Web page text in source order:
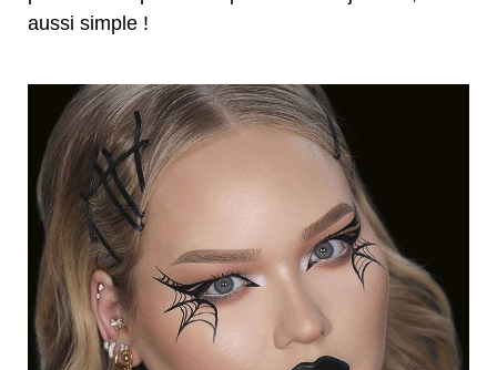
aussi simple !